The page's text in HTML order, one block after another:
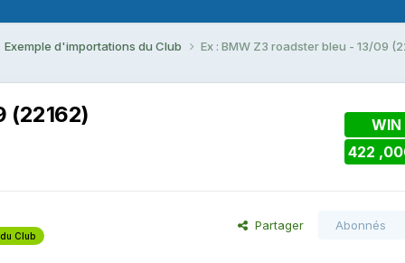
Exemple d'importations du Club Ex : BMW Z3 roadster bleu - 13/09
(22162)
WIN
422
Club
Partager Abonnés